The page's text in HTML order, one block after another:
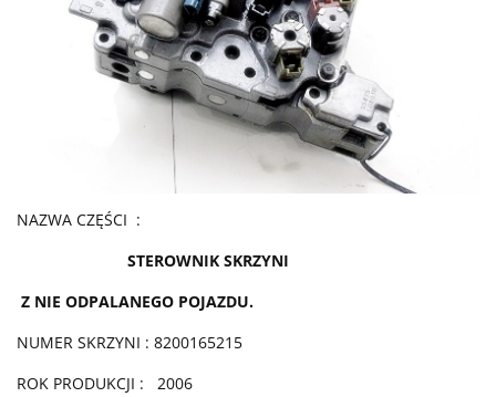
NAZWA CZĘŚCI :
STEROWNIK SKRZYNI
Z NIE ODPALANEGO POJAZDU.
NUMER SKRZYNI : 8200165215
ROK PRODUKCJI : 2006